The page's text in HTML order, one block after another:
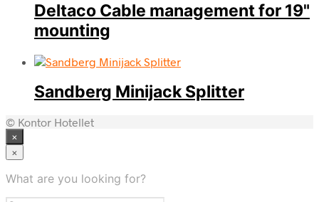
Deltaco Cable management for 19"
mounting
Sandberg Minijack Splitter
© Kontor Hotellet
×
×
What are you looking for?